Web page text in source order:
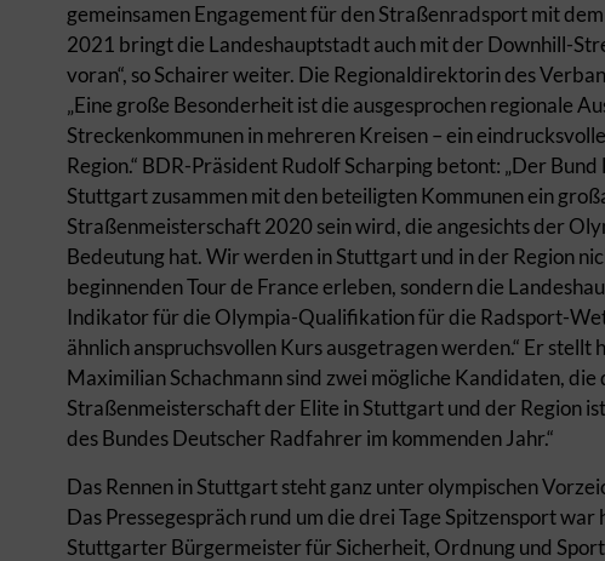
gemeinsamen Engagement für den Straßenradsport mit
2021 bringt die Landeshauptstadt auch mit der Downhill-
voran“, so Schairer weiter. Die Regionaldirektorin des
„Eine große Besonderheit ist die ausgesprochen regionale
Streckenkommunen in mehreren Kreisen – ein
Region.“ BDR-Präsident Rudolf Scharping betont: „Der
Stuttgart zusammen mit den beteiligten Kommunen ein
Straßenmeisterschaft 2020 sein wird, die angesichts der
Bedeutung hat. Wir werden in Stuttgart und in der Region
beginnenden Tour de France erleben, sondern die
Indikator für die Olympia-Qualifikation für die Radsport-
ähnlich anspruchsvollen Kurs ausgetragen werden.“ Er stellt
Maximilian Schachmann sind zwei mögliche Kandidaten,
Straßenmeisterschaft der Elite in Stuttgart und der Region
des Bundes Deutscher Radfahrer im kommenden Jahr.“
Das Rennen in Stuttgart steht ganz unter olympischen
Das Pressegespräch rund um die drei Tage Spitzensport
Stuttgarter Bürgermeister für Sicherheit, Ordnung und